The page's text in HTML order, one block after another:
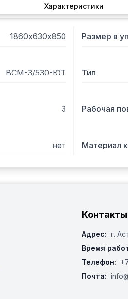
Характеристики
1860х630х850 Размер в
ВСМ-3/530-ЮТ Тип
3 Рабочая
нет Материал
Контакты
Адрес: г.
Время
Телефон:
Почта: